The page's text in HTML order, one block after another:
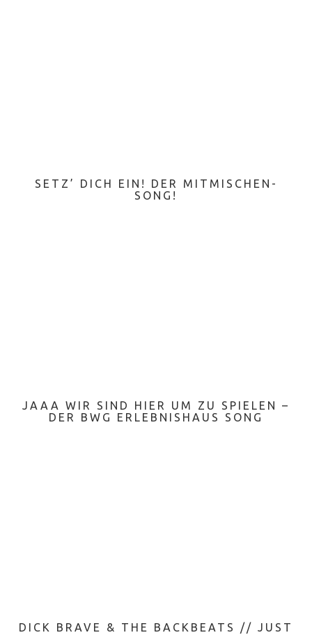
SETZ’ DICH EIN! DER MITMISCHEN-
SONG!
JAAA WIR SIND HIER UM ZU SPIELEN –
DER BWG ERLEBNISHAUS SONG
DICK BRAVE & THE BACKBEATS // JUST